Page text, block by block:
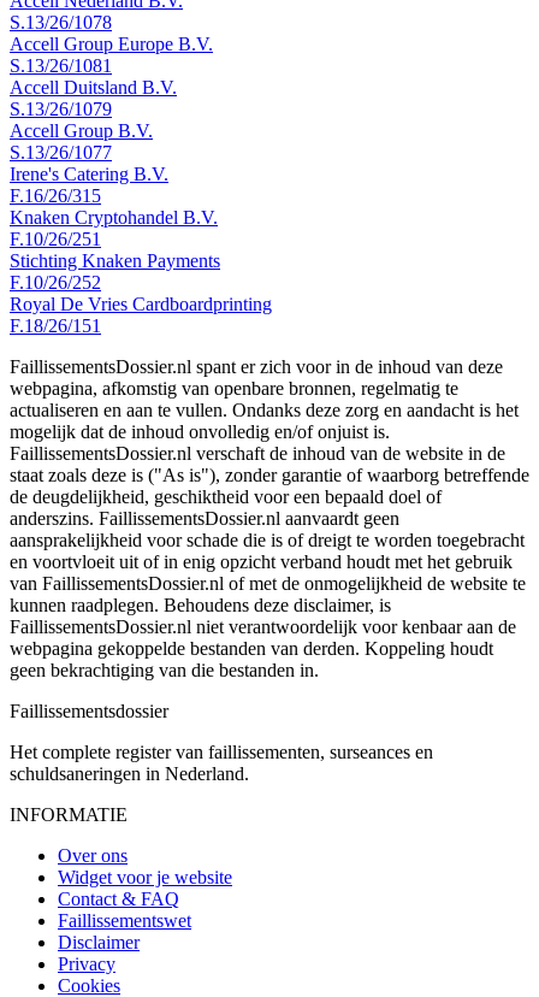
S.13/26/1078
Accell Group Europe B.V.
S.13/26/1081
Accell Duitsland B.V.
S.13/26/1079
Accell Group B.V.
S.13/26/1077
Irene's Catering B.V.
F.16/26/315
Knaken Cryptohandel B.V.
F.10/26/251
Stichting Knaken Payments
F.10/26/252
Royal De Vries Cardboardprinting
F.18/26/151
FaillissementsDossier.nl spant er zich voor in de inhoud van deze
webpagina, afkomstig van openbare bronnen, regelmatig te
actualiseren en aan te vullen. Ondanks deze zorg en aandacht is het
mogelijk dat de inhoud onvolledig en/of onjuist is.
FaillissementsDossier.nl verschaft de inhoud van de website in de
staat zoals deze is ("As is"), zonder garantie of waarborg betreffende
de deugdelijkheid, geschiktheid voor een bepaald doel of
anderszins. FaillissementsDossier.nl aanvaardt geen
aansprakelijkheid voor schade die is of dreigt te worden toegebracht
en voortvloeit uit of in enig opzicht verband houdt met het gebruik
van FaillissementsDossier.nl of met de onmogelijkheid de website te
kunnen raadplegen. Behoudens deze disclaimer, is
FaillissementsDossier.nl niet verantwoordelijk voor kenbaar aan de
webpagina gekoppelde bestanden van derden. Koppeling houdt
geen bekrachtiging van die bestanden in.
Faillissementsdossier
Het complete register van faillissementen, surseances en
schuldsaneringen in Nederland.
INFORMATIE
Over ons
Widget voor je website
Contact & FAQ
Faillissementswet
Disclaimer
Privacy
Cookies